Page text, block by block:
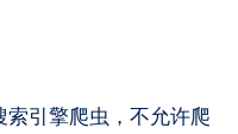
引擎爬虫，不允许爬